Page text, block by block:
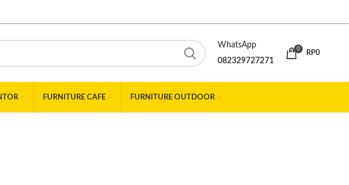
WhatsApp
082329727271
0
RP0
FURNITURE CAFE FURNITURE OUTDOOR